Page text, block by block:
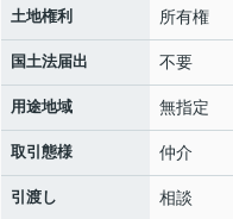
土地権利 所有権
国土法届出 不要
用途地域 無指定
取引態様 仲介
引渡し 相談